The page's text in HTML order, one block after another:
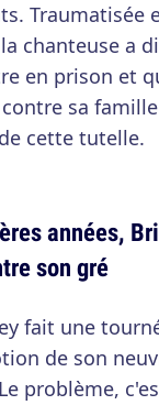
Traumatisée
chanteuse a
en prison et
sa
cette tutelle.
années,
son gré
fait une
de son
problème,